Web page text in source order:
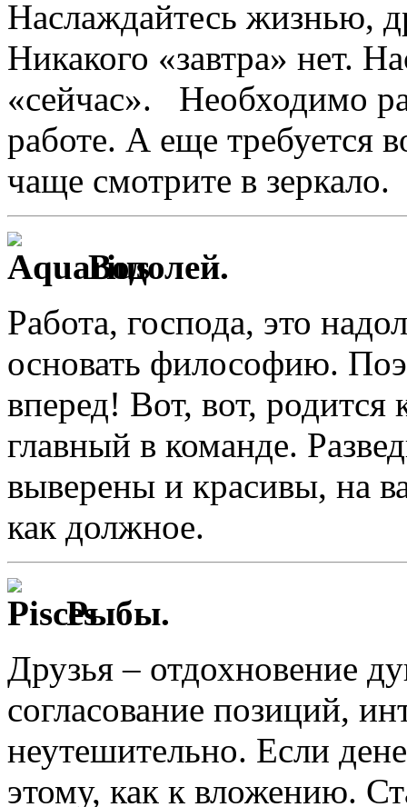
Наслаждайтесь жизнью,
Никакого «завтра» нет.
«сейчас». Необходимо
работе. А еще требуется
чаще смотрите в
Водолей.
Работа, господа, это
основать философию.
вперед! Вот, вот, родится
главный в команде.
выверены и красивы, на
как должное.
Рыбы.
Друзья – отдохновение
согласование позиций,
неутешительно. Если
этому, как к вложению.